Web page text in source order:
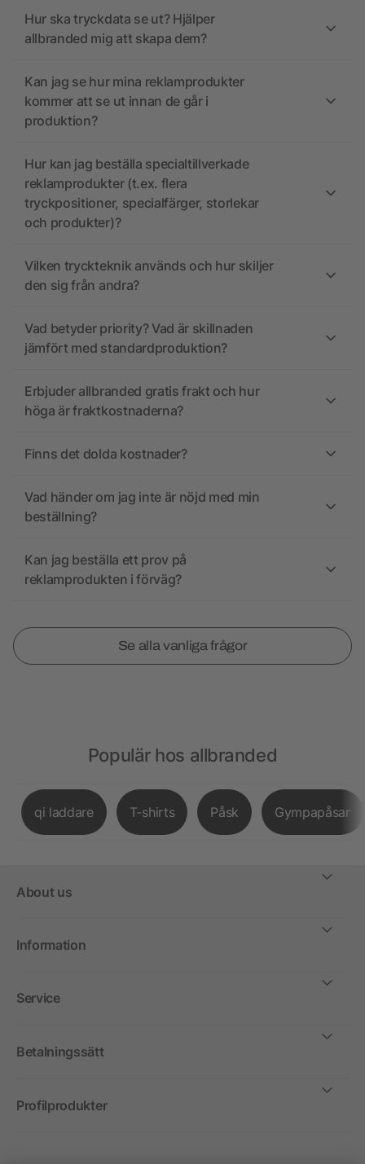
Hur ska tryckdata se ut? Hjälper
allbranded mig att skapa dem?
Kan jag se hur mina reklamprodukter
kommer att se ut innan de går i
produktion?
Hur kan jag beställa specialtillverkade
reklamprodukter (t.ex. flera
tryckpositioner, specialfärger, storlekar
och produkter)?
Vilken tryckteknik används och hur skiljer
den sig från andra?
Vad betyder priority? Vad är skillnaden
jämfört med standardproduktion?
Erbjuder allbranded gratis frakt och hur
höga är fraktkostnaderna?
Finns det dolda kostnader?
Vad händer om jag inte är nöjd med min
beställning?
Kan jag beställa ett prov på
reklamprodukten i förväg?
Se alla vanliga frågor
Populär hos allbranded
qi laddare T-shirts Påsk Gympapåsar
About us
Information
Service
Betalningssätt
Profilprodukter